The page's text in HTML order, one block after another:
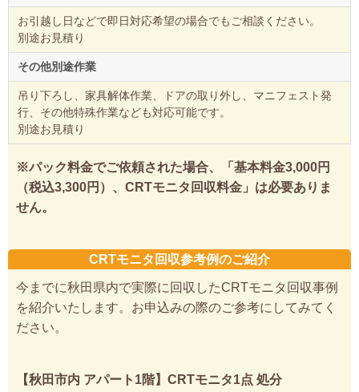
お引越し日などで即日対応希望の場合でもご相談ください。
別途お見積り
その他別途作業
吊り下ろし、家具解体作業、ドアの取り外し、マニフェスト発
行、その他特殊作業なども対応可能です。
別途お見積り
※パック料金でご依頼された場合、「基本料金3,000円
（税込3,300円）、CRTモニタ回収料金」は必要ありま
せん。
CRTモニタ回収参考例のご紹介
今までに秋田県内で実際に回収したCRTモニタ回収事例
を紹介いたします。お申込みの際のご参考にしてみてく
ださい。
【秋田市内 アパート1階】CRTモニタ1点 処分